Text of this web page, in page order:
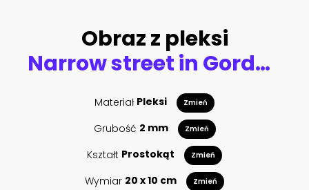
Obraz z pleksi
Narrow street in Gordes village in France
Materiał Pleksi Zmień
Grubość 2 mm Zmień
Kształt Prostokąt Zmień
Wymiar 20 x 10 cm Zmień